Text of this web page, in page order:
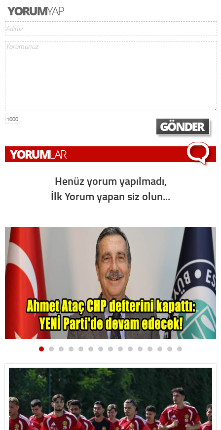
1000
Henüz yorum yapılmadı,
İlk Yorum yapan siz olun...